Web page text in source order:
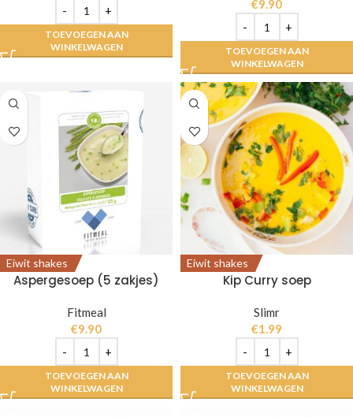
TOEVOEGEN AAN
WINKELWAGEN
€9.90
TOEVOEGEN AAN
WINKELWAGEN
Eiwit shakes
Aspergesoep (5 zakjes)
Fitmeal
€9.90
TOEVOEGEN AAN
WINKELWAGEN
Eiwit shakes
Kip Curry soep
Slimr
€1.99
TOEVOEGEN AAN
WINKELWAGEN